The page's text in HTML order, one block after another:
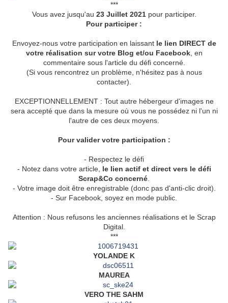
***
Vous avez jusqu'au 23 Juillet 2021pour participer.
Pour participer:
Envoyez-nous votre participation en laissantle lien DIRECT de
votre réalisation sur votre Blog et/ou Facebook, en
commentaire sous l'article du défi concerné.
(Si vous rencontrez un problème, n'hésitez pas à nous
contacter).
EXCEPTIONNELLEMENT : Tout autre hébergeur d'images ne
sera accepté que dans la mesure où vous ne possédez ni l'un ni
l'autre de ces deux moyens.
Pour valider votre participation :
- Respectez le défi
- Notez dans votre article, le lien actif et direct vers le défi
Scrap&Co concerné
- Votre image doit être enregistrable (donc pas d'anti-clic droit).
- Sur Facebook, soyez en mode public.
Attention : Nous refusons les anciennes réalisations et le Scrap
Digital.
***
YOLANDE K
MAUREA
VERO THE SAHM